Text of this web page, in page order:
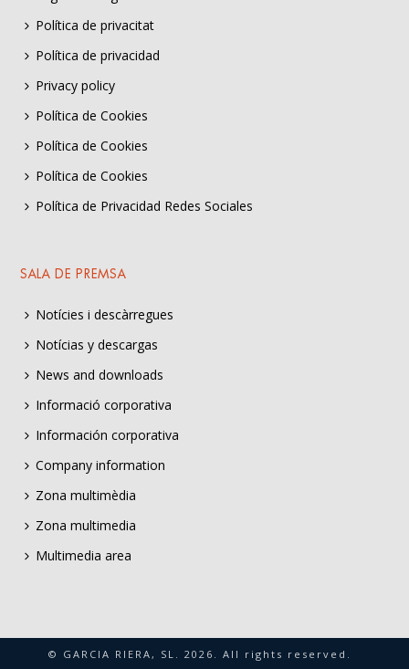
Política de privacitat
Política de privacidad
Privacy policy
Política de Cookies
Política de Cookies
Política de Cookies
Política de Privacidad Redes Sociales
SALA DE PREMSA
Notícies i descàrregues
Notícias y descargas
News and downloads
Informació corporativa
Información corporativa
Company information
Zona multimèdia
Zona multimedia
Multimedia area
© GARCIA RIERA, SL. 2026 . All rights reserved.